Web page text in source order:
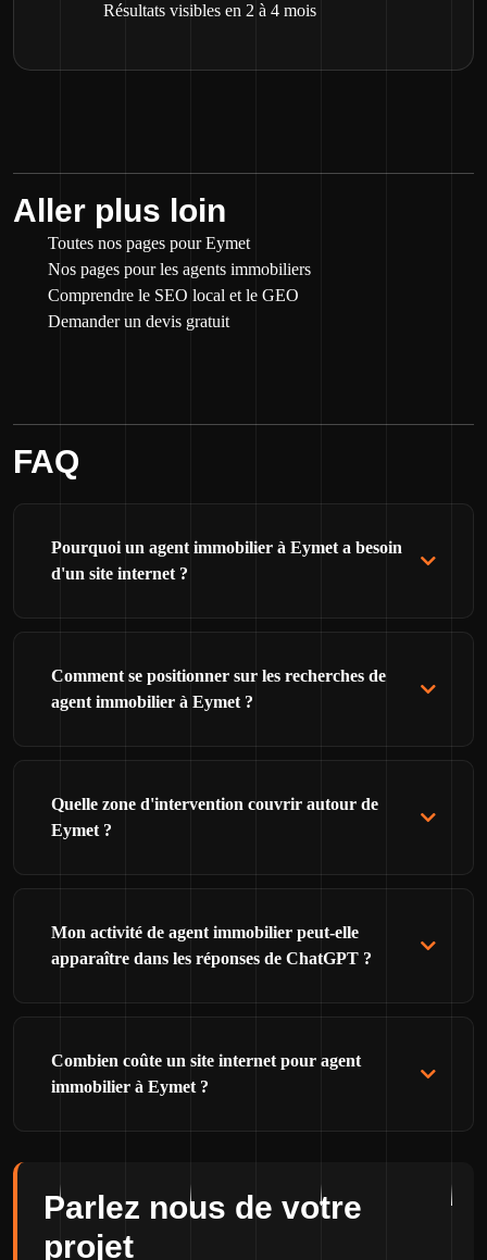
Résultats visibles en 2 à 4 mois
Aller plus loin
Toutes nos pages pour Eymet
Nos pages pour les agents immobiliers
Comprendre le SEO local et le GEO
Demander un devis gratuit
FAQ
Pourquoi un agent immobilier à Eymet a besoin
d'un site internet ?
Comment se positionner sur les recherches de
agent immobilier à Eymet ?
Quelle zone d'intervention couvrir autour de
Eymet ?
Mon activité de agent immobilier peut-elle
apparaître dans les réponses de ChatGPT ?
Combien coûte un site internet pour agent
immobilier à Eymet ?
Parlez nous de votre
projet